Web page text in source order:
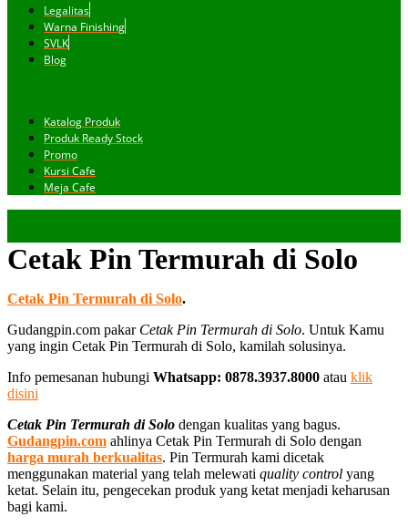
Legalitas
Warna Finishing
SVLK
Blog
Katalog Produk
Produk Ready Stock
Promo
Kursi Cafe
Meja Cafe
Cetak Pin Termurah di Solo
Cetak Pin Termurah di Solo.
Gudangpin.com pakar Cetak Pin Termurah di Solo. Untuk Kamu
yang ingin Cetak Pin Termurah di Solo, kamilah solusinya.
Info pemesanan hubungi Whatsapp: 0878.3937.8000 atau klik
disini
Cetak Pin Termurah di Solo dengan kualitas yang bagus.
Gudangpin.com ahlinya Cetak Pin Termurah di Solo dengan
harga murah berkualitas. Pin Termurah kami dicetak
menggunakan material yang telah melewati quality control yang
ketat. Selain itu, pengecekan produk yang ketat menjadi keharusan
bagi kami.